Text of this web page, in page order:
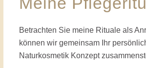
Betrachten Sie meine Rituale als
können wir gemeinsam Ihr
Naturkosmetik Konzept